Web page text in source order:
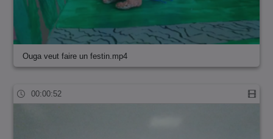
Ouga veut faire un festin.mp4
00:00:52